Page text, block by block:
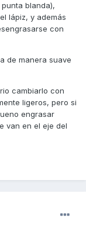
blanda),
lápiz, y además
con
de manera suave
cambiarlo con
ligeros, pero si
engrasar
van en el eje del